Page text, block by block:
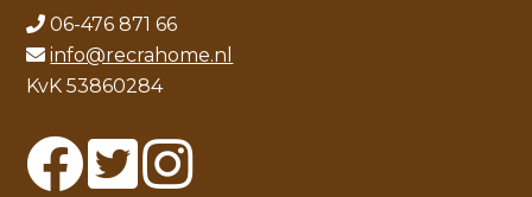
06-476 871 66
info@recrahome.nl
KvK 53860284